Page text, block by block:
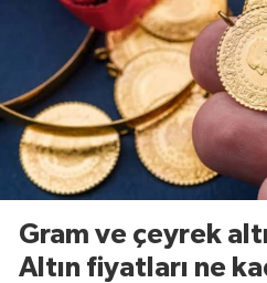
Gram ve çeyrek
Altın fiyatları ne